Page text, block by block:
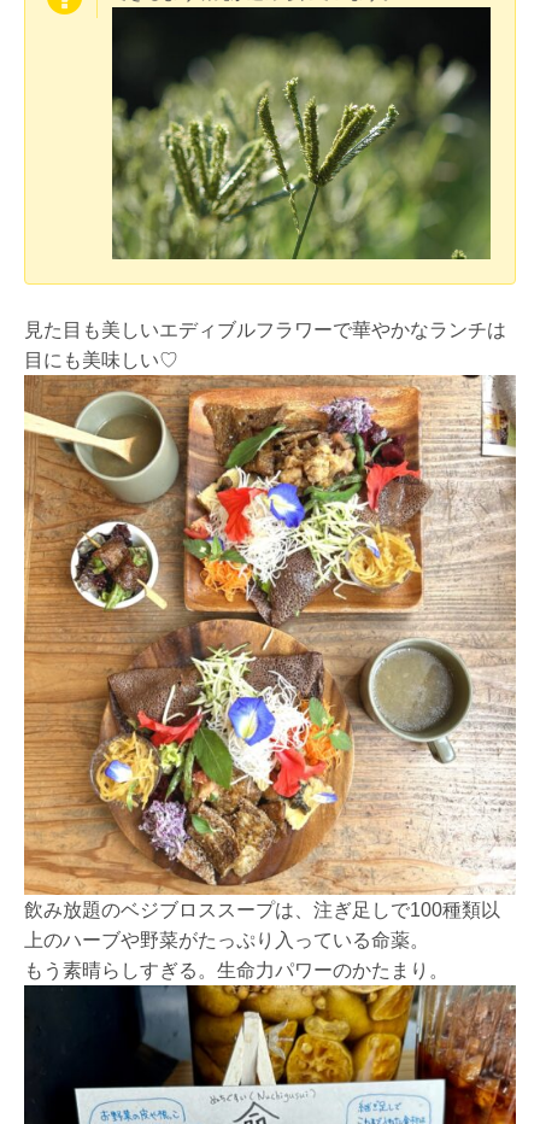
見た目も美しいエディブルフラワーで華やかなランチは
目にも美味しい♡
飲み放題のベジブロススープは、注ぎ足しで100種類以
上のハーブや野菜がたっぷり入っている命薬。
もう素晴らしすぎる。生命力パワーのかたまり。